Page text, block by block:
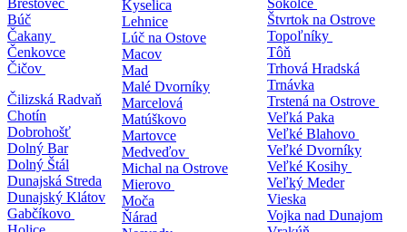
Búč
Čakany
Čenkovce
Čičov
Čilizská Radvaň
Chotín
Dobrohošť
Dolný Bar
Dolný Štál
Dunajská Streda
Dunajský Klátov
Gabčíkovo
Kyselica
Lehnice
Lúč na Ostove
Macov
Mad
Malé Dvorníky
Marcelová
Matúškovo
Martovce
Medveďov
Michal na Ostrove
Mierovo
Moča
Ňárad
Štvrtok na Ostrove
Topoľníky
Tôň
Trhová Hradská
Trnávka
Trstená na Ostrove
Veľká Paka
Veľké Blahovo
Veľké Dvorníky
Veľké Kosihy
Veľký Meder
Vieska
Vojka nad Dunajom